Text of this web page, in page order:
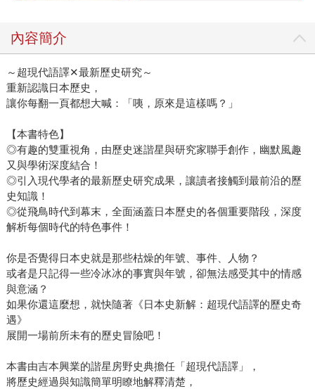
內容簡介
～超現代語譯✕最新歷史研究～
重新認識日本歷史，
讓你每翻一頁都想大喊：「咦，原來是這樣嗎？」
【本書特色】
◎有趣的雙重視角，由歷史迷諧星與研究家聯手創作，幽默風趣
又與學術深度結合！
◎引入現代學者的最新歷史研究成果，讓讀者接觸到最前沿的歷
史知識！
◎從飛鳥時代到幕末，全面涵蓋日本歷史的各個重要階段，深度
解析每個時代的特色事件！
你是否覺得日本史就是那些枯燥的年號、事件、人物？
或者是只記得一些冷冰冰的事實與年號，卻無法感受其中的情感
與意涵？
如果你還這麼想，就快隨著《日本史新解：超現代語譯的歷史奇
遇》
展開一場前所未有的歷史冒險吧！
本書由吉本興業的諧星房野史典擔任「超現代語譯」，
將歷史經過與知識簡單明瞭地解釋清楚，